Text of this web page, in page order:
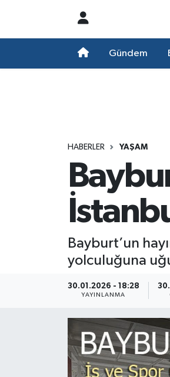
Gündem
HABERLER YAŞAM
Bayburt’un
yolculuğuna
30.01.2026 - 18:28
YAYINLANMA
Süper Lig Puan Durumu ve
Tüm Manşetler
Son Dakika Haberleri
Haber Arşivi